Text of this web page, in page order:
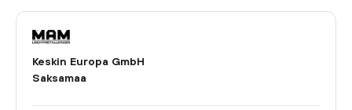
Keskin Europa GmbH
Saksamaa